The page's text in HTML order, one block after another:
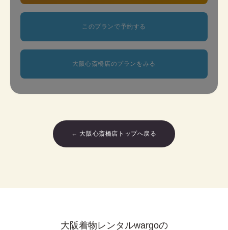
このプランで予約する
大阪心斎橋店のプランをみる
← 大阪心斎橋店トップへ戻る
大阪着物レンタルwargoの